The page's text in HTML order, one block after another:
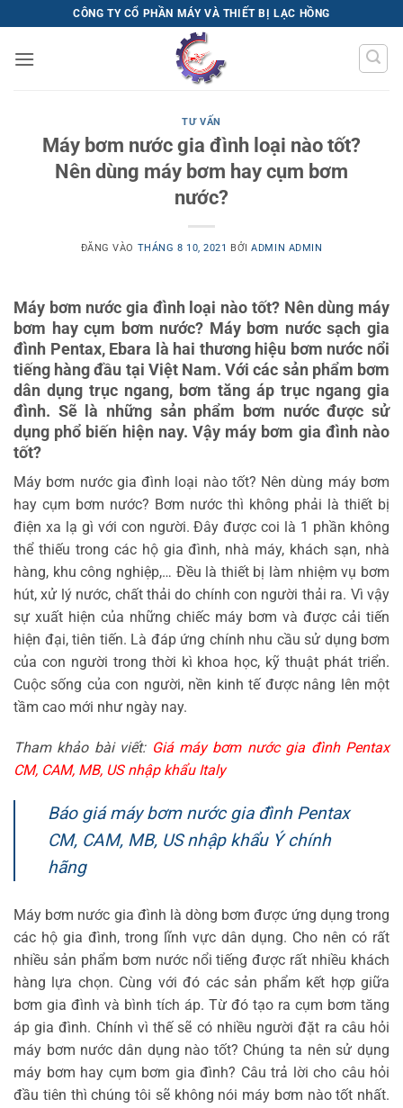
qua
nội
CÔNG TY CỔ PHẦN MÁY VÀ THIẾT BỊ LẠC HỒNG
TƯ VẤN
Máy bơm nước gia đình loại nào tốt?
Nên dùng máy bơm hay cụm bơm
nước?
ĐĂNG VÀO THÁNG 8 10, 2021 BỞIADMIN ADMIN
Máy bơm nước gia đình loại nào tốt? Nên dùng máy
bơm hay cụm bơm nước? Máy bơm nước sạch gia
đình Pentax, Ebara là hai thương hiệu bơm nước nổi
tiếng hàng đầu tại Việt Nam. Với các sản phẩm bơm
dân dụng trục ngang, bơm tăng áp trục ngang gia
đình. Sẽ là những sản phẩm bơm nước được sử
dụng phổ biến hiện nay. Vậy máy bơm gia đình nào
tốt?
Máy bơm nước gia đình loại nào tốt? Nên dùng máy bơm
hay cụm bơm nước? Bơm nước thì không phải là thiết bị
điện xa lạ gì với con người. Đây được coi là 1 phần không
thể thiếu trong các hộ gia đình, nhà máy, khách sạn, nhà
hàng, khu công nghiệp,… Đều là thiết bị làm nhiệm vụ bơm
hút, xử lý nước, chất thải do chính con người thải ra. Vì vậy
sự xuất hiện của những chiếc máy bơm và được cải tiến
hiện đại, tiên tiến. Là đáp ứng chính nhu cầu sử dụng bơm
của con người trong thời kì khoa học, kỹ thuật phát triển.
Cuộc sống của con người, nền kinh tế được nâng lên một
tầm cao mới như ngày nay.
Tham khảo bài viết: Giá máy bơm nước gia đình Pentax
CM, CAM, MB, US nhập khẩu Italy
Báo giá máy bơm nước gia đình Pentax
CM, CAM, MB, US nhập khẩu Ý chính
hãng
Máy bơm nước gia đình là dòng bơm được ứng dụng trong
các hộ gia đình, trong lĩnh vực dân dụng. Cho nên có rất
nhiều sản phẩm bơm nước nổi tiếng được rất nhiều khách
hàng lựa chọn. Cùng với đó các sản phẩm kết hợp giữa
bơm gia đình và bình tích áp. Từ đó tạo ra cụm bơm tăng
áp gia đình. Chính vì thế sẽ có nhiều người đặt ra câu hỏi
máy bơm nước dân dụng nào tốt? Chúng ta nên sử dụng
máy bơm hay cụm bơm gia đình? Câu trả lời cho câu hỏi
đầu tiên thì chúng tôi sẽ không nói máy bơm nào tốt nhất.